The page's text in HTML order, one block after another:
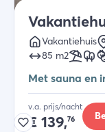
Vakantiehuis
85 m2
Met sauna en
v.a. prijs/nacht
€ 139,76